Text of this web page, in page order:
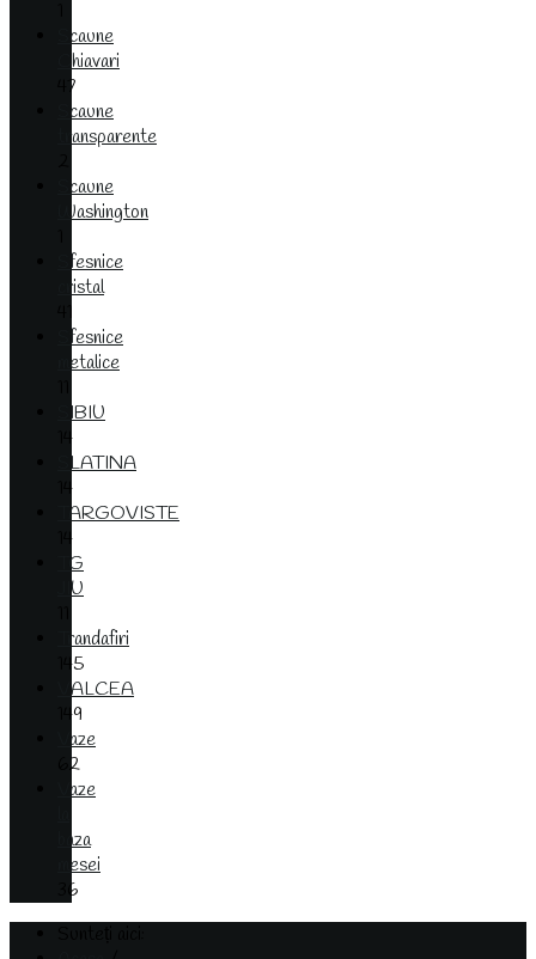
Scaune
Chiavari
47
Scaune
transparente
Scaune
Washington
Sfesnice
cristal
Sfesnice
metalice
SIBIU
14
SLATINA
14
TARGOVISTE
14
TG
JIU
Trandafiri
145
VALCEA
149
Vaze
62
Vaze
baza
mesei
36